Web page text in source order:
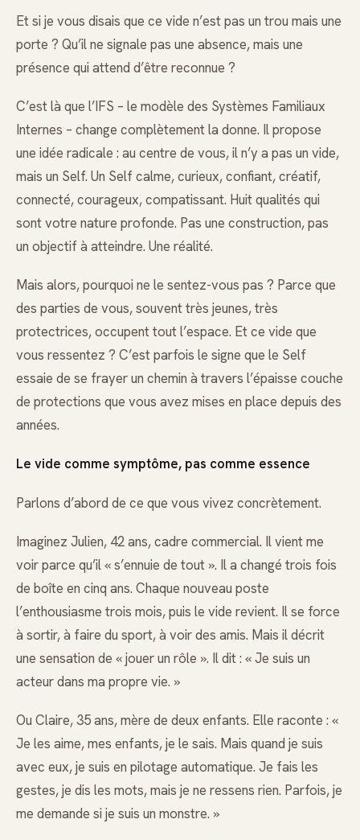
Et si je vous disais que ce vide n’est pas un trou mais une
porte ? Qu’il ne signale pas une absence, mais une
présence qui attend d’être reconnue ?
C’est là que l’IFS – le modèle des Systèmes Familiaux
Internes – change complètement la donne. Il propose
une idée radicale : au centre de vous, il n’y a pas un vide,
mais un Self. Un Self calme, curieux, confiant, créatif,
connecté, courageux, compatissant. Huit qualités qui
sont votre nature profonde. Pas une construction, pas
un objectif à atteindre. Une réalité.
Mais alors, pourquoi ne le sentez-vous pas ? Parce que
des parties de vous, souvent très jeunes, très
protectrices, occupent tout l’espace. Et ce vide que
vous ressentez ? C’est parfois le signe que le Self
essaie de se frayer un chemin à travers l’épaisse couche
de protections que vous avez mises en place depuis des
années.
Le vide comme symptôme, pas comme essence
Parlons d’abord de ce que vous vivez concrètement.
Imaginez Julien, 42 ans, cadre commercial. Il vient me
voir parce qu’il « s’ennuie de tout ». Il a changé trois fois
de boîte en cinq ans. Chaque nouveau poste
l’enthousiasme trois mois, puis le vide revient. Il se force
à sortir, à faire du sport, à voir des amis. Mais il décrit
une sensation de « jouer un rôle ». Il dit : « Je suis un
acteur dans ma propre vie. »
Ou Claire, 35 ans, mère de deux enfants. Elle raconte : «
Je les aime, mes enfants, je le sais. Mais quand je suis
avec eux, je suis en pilotage automatique. Je fais les
gestes, je dis les mots, mais je ne ressens rien. Parfois, je
me demande si je suis un monstre. »